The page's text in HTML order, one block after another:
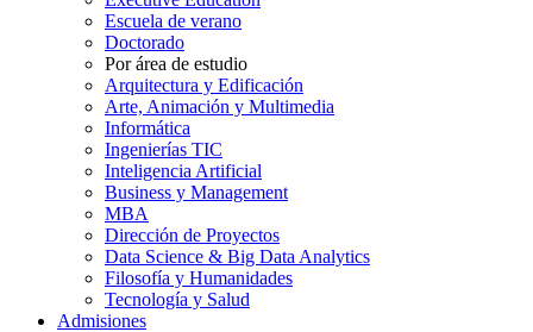
Escuela de verano
Doctorado
Por área de estudio
Arquitectura y Edificación
Arte, Animación y Multimedia
Informática
Ingenierías TIC
Inteligencia Artificial
Business y Management
MBA
Dirección de Proyectos
Data Science & Big Data Analytics
Filosofía y Humanidades
Tecnología y Salud
Admisiones